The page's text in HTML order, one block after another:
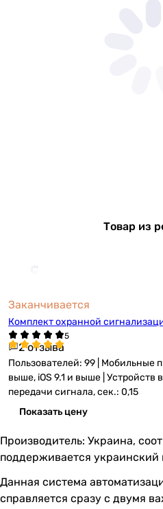
Товар из
Заканчивается
Комплект охранной
2 отзыва
Пользователей: 99 | Мобильные
выше, iOS 9.1 и выше | Устройств
передачи сигнала, сек.: 0,15
Показать цену
Производитель: Украина,
поддерживается
Данная система
справляется сразу с двумя